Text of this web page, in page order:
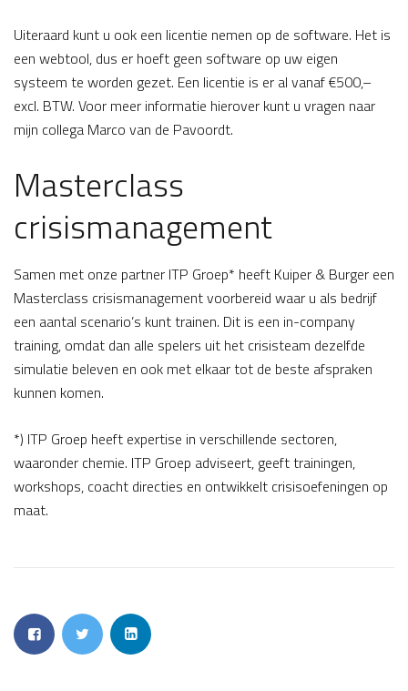
Uiteraard kunt u ook een licentie nemen op de software. Het is
een webtool, dus er hoeft geen software op uw eigen
systeem te worden gezet. Een licentie is er al vanaf €500,–
excl. BTW. Voor meer informatie hierover kunt u vragen naar
mijn collega Marco van de Pavoordt.
Masterclass
crisismanagement
Samen met onze partner ITP Groep* heeft Kuiper & Burger een
Masterclass crisismanagement voorbereid waar u als bedrijf
een aantal scenario’s kunt trainen. Dit is een in-company
training, omdat dan alle spelers uit het crisisteam dezelfde
simulatie beleven en ook met elkaar tot de beste afspraken
kunnen komen.
*) ITP Groep heeft expertise in verschillende sectoren,
waaronder chemie. ITP Groep adviseert, geeft trainingen,
workshops, coacht directies en ontwikkelt crisisoefeningen op
maat.